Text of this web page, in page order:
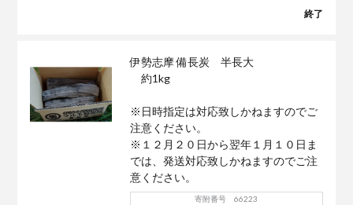
終了
伊勢志摩 備長炭 半長大
約1kg
※日時指定は対応致しかねますのでご
注意ください。
※１２月２０日から翌年１月１０日ま
では、発送対応致しかねますのでご注
意ください。
寄附番号 66223